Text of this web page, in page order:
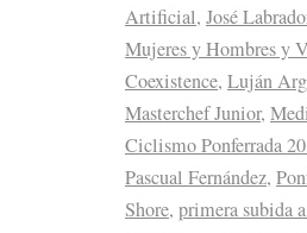
Artificial, José
Mujeres y Hombres y
Coexistence, Luján
Masterchef Junior,
Ciclismo Ponferrada
Pascual Fernández,
Shore, primera subida